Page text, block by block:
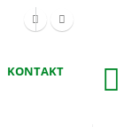
KONTAKT